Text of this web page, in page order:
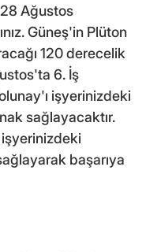
Ağustos
Güneş'in Plüton
120 derecelik
6. İş
işyerinizdeki
sağlayacaktır.
işyerinizdeki
başarıya